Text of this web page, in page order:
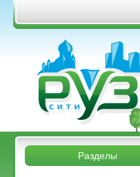
Перейти к основному содержанию
&bsps;
&bsps;
Разделы